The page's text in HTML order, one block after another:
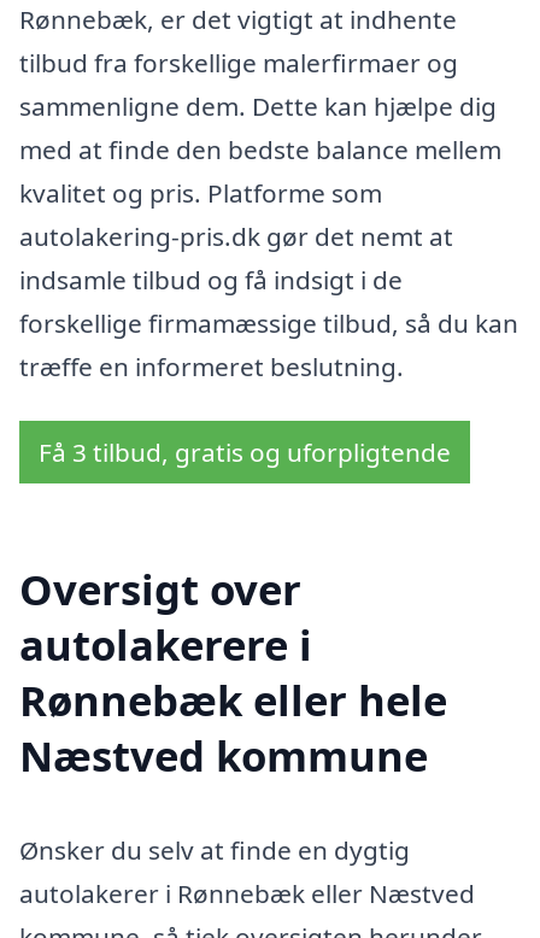
Rønnebæk, er det vigtigt at indhente
tilbud fra forskellige malerfirmaer og
sammenligne dem. Dette kan hjælpe dig
med at finde den bedste balance mellem
kvalitet og pris. Platforme som
autolakering-pris.dk gør det nemt at
indsamle tilbud og få indsigt i de
forskellige firmamæssige tilbud, så du kan
træffe en informeret beslutning.
Få 3 tilbud, gratis og uforpligtende
Oversigt over
autolakerere i
Rønnebæk eller hele
Næstved kommune
Ønsker du selv at finde en dygtig
autolakerer i Rønnebæk eller Næstved